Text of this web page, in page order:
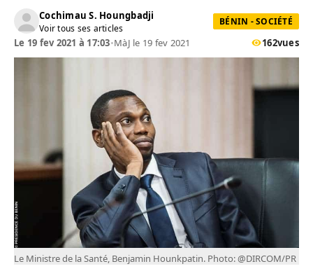
Cochimau S. Houngbadji
Voir tous ses articles
BÉNIN - SOCIÉTÉ
Le 19 fev 2021 à 17:03•MàJ le 19 fev 2021 162vues
Le Ministre de la Santé, Benjamin Hounkpatin. Photo: @DIRCOM/PR